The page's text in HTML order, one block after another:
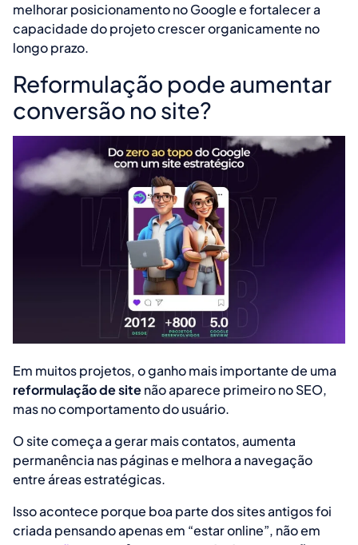
melhorar posicionamento no Google e fortalecer a
capacidade do projeto crescer organicamente no
longo prazo.
Reformulação pode aumentar
conversão no site?
Em muitos projetos, o ganho mais importante de uma
reformulação de sitenão aparece primeiro no SEO,
mas no comportamento do usuário.
O site começa a gerar mais contatos, aumenta
permanência nas páginas e melhora a navegação
entre áreas estratégicas.
Isso acontece porque boa parte dos sites antigos foi
criada pensando apenas em “estar online”, não em